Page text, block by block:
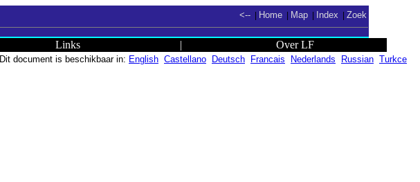
<--| Home| Map| Index Zoek
Links | Over LF
Dit document is beschikbaar in: English Castellano Deutsch Francais Nederlands Russian Turkce